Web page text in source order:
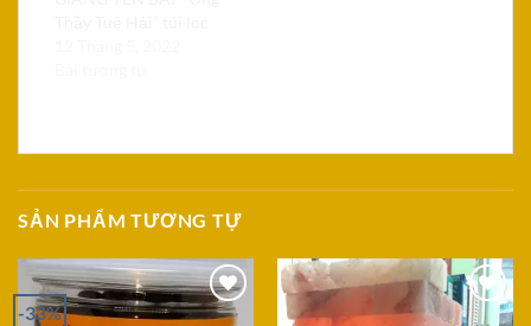
SẢN PHẨM TƯƠNG TỰ
-33%
Add to
Add to